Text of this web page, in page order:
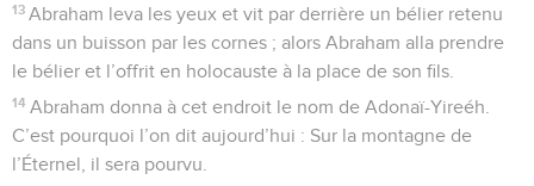
13 Abraham leva les yeux et vit par derrière un bélier retenu
dans un buisson par les cornes ; alors Abraham alla prendre
le bélier et l’offrit en holocauste à la place de son fils.
14 Abraham donna à cet endroit le nom de Adonaï-Yireéh.
C’est pourquoi l’on dit aujourd’hui : Sur la montagne de
l’Éternel, il sera pourvu.